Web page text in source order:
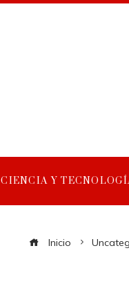
CIENCIA Y
Inicio